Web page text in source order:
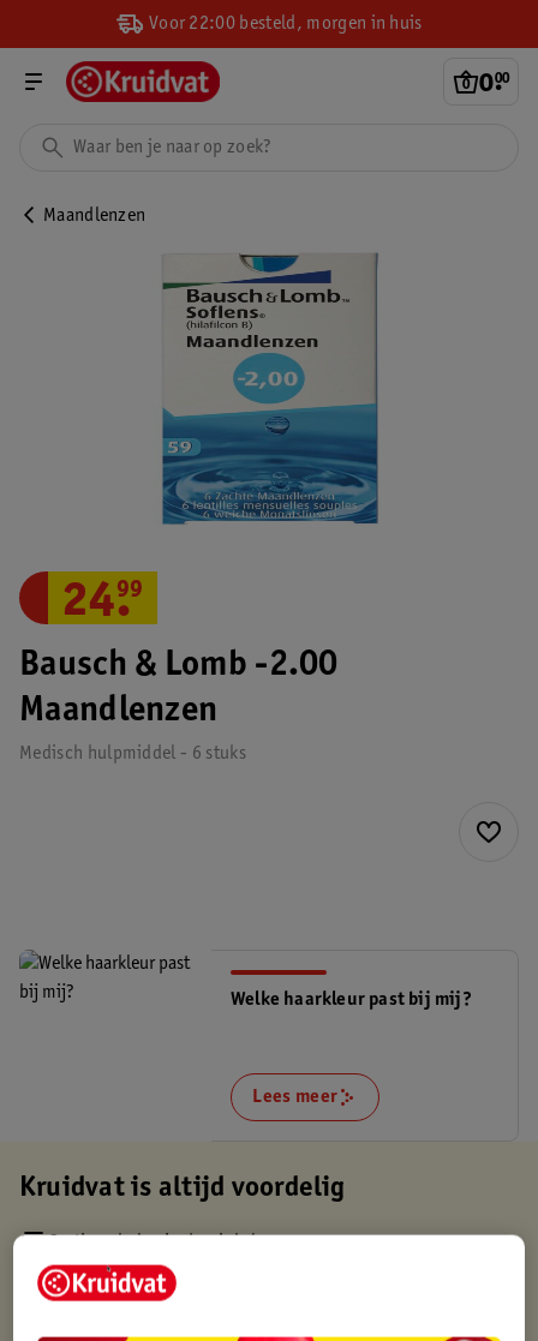
Voor 22:00 besteld, morgen in huis
0.
00
Maandlenzen
Bausch & Lomb -2.00
Maandlenzen
Medisch hulpmiddel - 6 stuks
24.
99
Welke haarkleur past bij mij?
Lees meer
Kruidvat is altijd voordelig
Op werkdagen voor 22:00 uur besteld, volgende dag in huis
Gratis thuisbezorgd vanaf 50.00